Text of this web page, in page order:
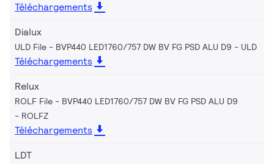
Téléchargements
Dialux
ULD File - BVP440 LED1760/757 DW BV FG PSD ALU D9 ULD
Téléchargements
Relux
ROLF File - BVP440 LED1760/757 DW BV FG PSD ALU D9
ROLFZ
Téléchargements
LDT